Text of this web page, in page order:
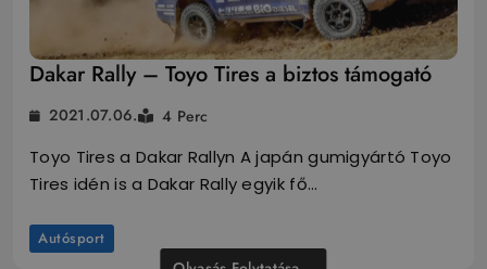
Dakar Rally – Toyo Tires a biztos támogató
2021.07.06. 4 Perc
Toyo Tires a Dakar Rallyn A japán gumigyártó Toyo
Tires idén is a Dakar Rally egyik fő…
Autósport